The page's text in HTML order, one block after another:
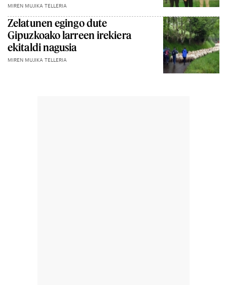
MIREN MUJIKA TELLERIA
Zelatunen egingo dute
Gipuzkoako larreen irekiera
ekitaldi nagusia
MIREN MUJIKA TELLERIA